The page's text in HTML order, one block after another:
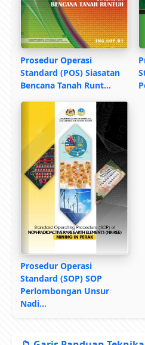
Prosedur Operasi
Standard (POS) Siasatan
Bencana Tanah Runt…
Prosedur Operasi
Standard (SOP) SOP
Perlombongan Unsur
Nadi…